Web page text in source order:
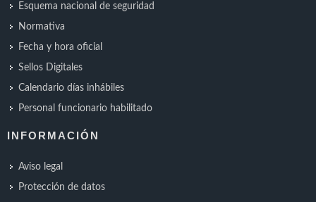
Esquema nacional de seguridad
Normativa
Fecha y hora oficial
Sellos Digitales
Calendario días inhábiles
Personal funcionario habilitado
INFORMACIÓN
Aviso legal
Protección de datos